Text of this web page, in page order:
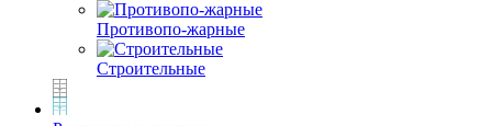
Противопо-жарные
Строительные